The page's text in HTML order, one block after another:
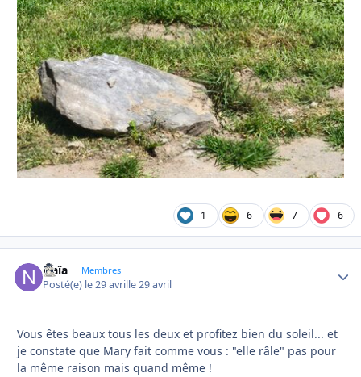
1 6 7 6
Naïa Membres
Posté(e) le 29 avrille 29 avril
Vous êtes beaux tous les deux et profitez bien du soleil... et
je constate que Mary fait comme vous : "elle râle" pas pour
la même raison mais quand même !